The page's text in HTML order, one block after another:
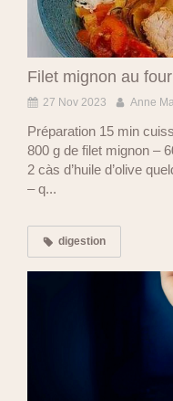
Filet mignon au four
27 Nov 2023 Anne
Préparation 15 min
800 g de filet mignon –
2 càs d’huile d’olive
– q...
digestion